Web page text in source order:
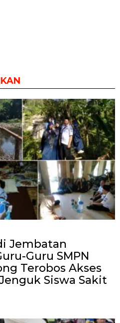
Jembatan
Guru SMPN
Terobos Akses
Siswa Sakit